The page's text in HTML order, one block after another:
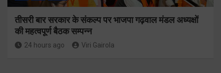
तीसरी बार सरकार के संकल्प पर भाजपा गढ़वाल मंडल अध्यक्षों
की महत्वपूर्ण बैठक सम्पन्न
24 hours ago Viri Gairola